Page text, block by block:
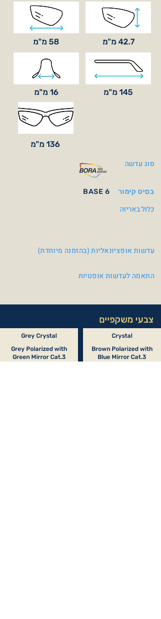
58 מ"מ 42.7 מ"מ
16 מ"מ 145 מ"מ
136 מ"מ
סוג עדשה
BASE 6 בסיס קימור
כלול באריזה
עדשות אופציונאליות (בהזמנה מיוחדת)
התאמה לעדשות אופטיות
צבעי משקפיים
Grey Crystal
Grey Polarized with
Green Mirror Cat.3
Crystal
Brown Polarized with
Blue Mirror Cat.3